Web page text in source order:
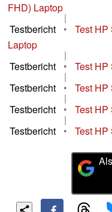
FHD) Laptop
|
Testbericht
•
Test HP
Laptop
|
Testbericht
• Test
|
Testbericht
• Test
|
Testbericht
• Test
|
Testbericht
• Test